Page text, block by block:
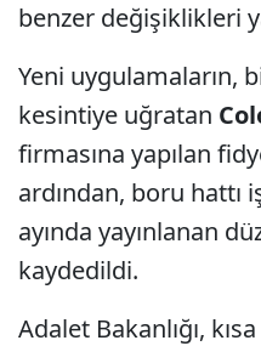
benzer değişiklikleri
Yeni uygulamaların,
kesintiye uğratan
firmasına yapılan
ardından, boru hattı
ayında yayınlanan
kaydedildi.
Adalet Bakanlığı,